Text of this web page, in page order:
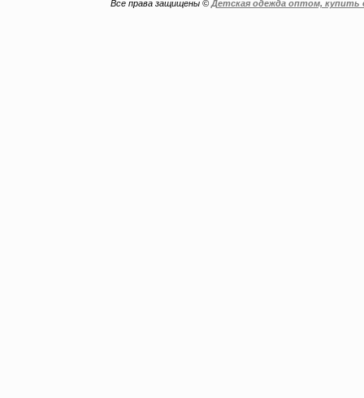
Все права защищены © Детская одежда оптом,